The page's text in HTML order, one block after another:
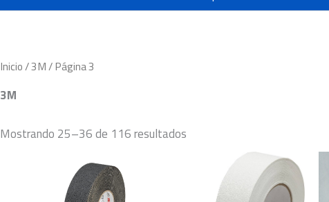
Inicio/3M/ Página 3
3M
Mostrando 25–36 de 116 resultados